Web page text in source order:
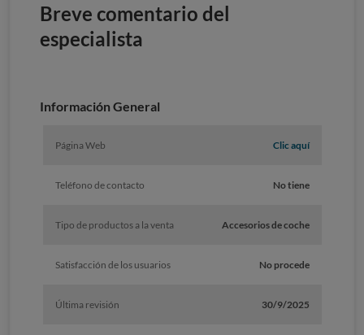
Breve comentario del
especialista
Información General
Página Web Clic aquí
Teléfono de contacto No tiene
Tipo de productos a la venta Accesorios de coche
Satisfacción de los usuarios No procede
Última revisión 30/9/2025